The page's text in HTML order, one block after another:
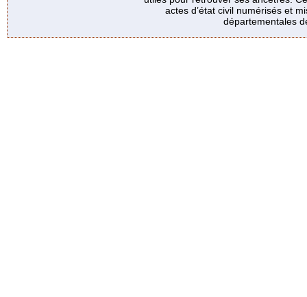
actes d’état civil numérisés et
départementales